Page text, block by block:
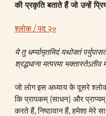
की प्रकृति बताते हैं जो उन्हें
श्लोक / पद २०
ये तु धर्म्यामृतमिदं यथोक्तं
श्रद्धधाना मत्परमा भक्तास्तेऽतीव
जो लोग इस अध्याय के दूसरे
कि प्रापकम् (साधन) और
करते हैं, निष्ठावान हैं, हमेशा मेरे